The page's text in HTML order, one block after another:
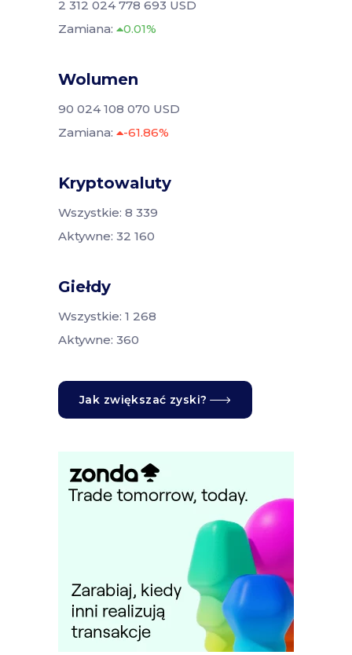
2 312 024 778 693 USD
Zamiana:
0.01%
Wolumen
90 024 108 070 USD
Zamiana:
-61.86%
Kryptowaluty
Wszystkie: 8 339
Aktywne: 32 160
Giełdy
Wszystkie: 1 268
Aktywne: 360
Jak zwiększać zyski?